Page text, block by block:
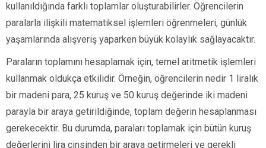
kullanıldığında farklı toplamlar oluşturabilirler. Öğrencilerin
paralarla ilişkili matematiksel işlemleri öğrenmeleri, günlük
yaşamlarında alışveriş yaparken büyük kolaylık sağlayacaktır.
Paraların toplamını hesaplamak için, temel aritmetik işlemleri
kullanmak oldukça etkilidir. Örneğin, öğrencilerin nedir 1 liralık
bir madeni para, 25 kuruş ve 50 kuruş değerinde iki madeni
parayla bir araya getirildiğinde, toplam değerin hesaplanması
gerekecektir. Bu durumda, paraları toplamak için bütün kuruş
değerlerini lira cinsinden bir araya getirmeleri ve gerekli